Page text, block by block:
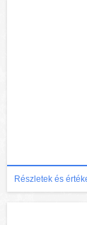
Részletek és